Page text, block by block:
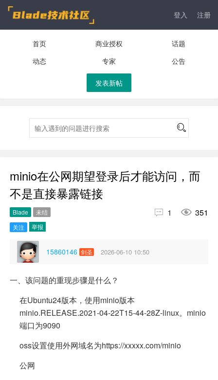
登入 注册
首页 商业授权
话题
动态
专家 公告
发表新帖
minio在公网期望登录后才能访问，而
不是直接暴露链接
Blade
未结
关注
举报
 1  351
15860146 剑圣 2026-06-10 10:50
一、该问题的重现步骤是什么？
在Ubuntu24版本，使用minio版本
minio.RELEASE.2021-04-22T15-44-28Z-linux。minio
端口为9090
oss设置使用外网域名为https://xxxxx.com/minio
公网